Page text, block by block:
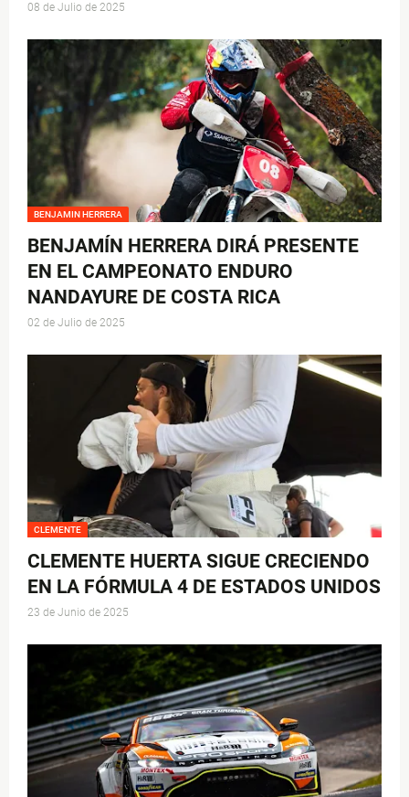
08 de Julio de 2025
BENJAMIN HERRERA
BENJAMÍN HERRERA DIRÁ PRESENTE
EN EL CAMPEONATO ENDURO
NANDAYURE DE COSTA RICA
02 de Julio de 2025
CLEMENTE
CLEMENTE HUERTA SIGUE CRECIENDO
EN LA FÓRMULA 4 DE ESTADOS UNIDOS
23 de Junio de 2025